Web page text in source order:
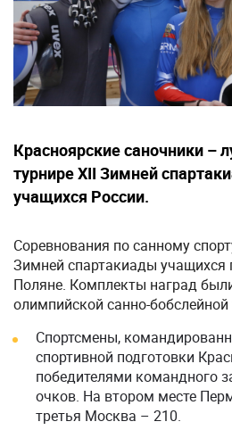
Красноярские саночники –
турнире XII Зимней
учащихся России.
Соревнования по санному
Зимней спартакиады учащихся
Поляне. Комплекты наград
олимпийской санно-бобслейной
Спортсмены,
спортивной подготовки
победителями командного
очков. На втором месте
третья Москва – 210.